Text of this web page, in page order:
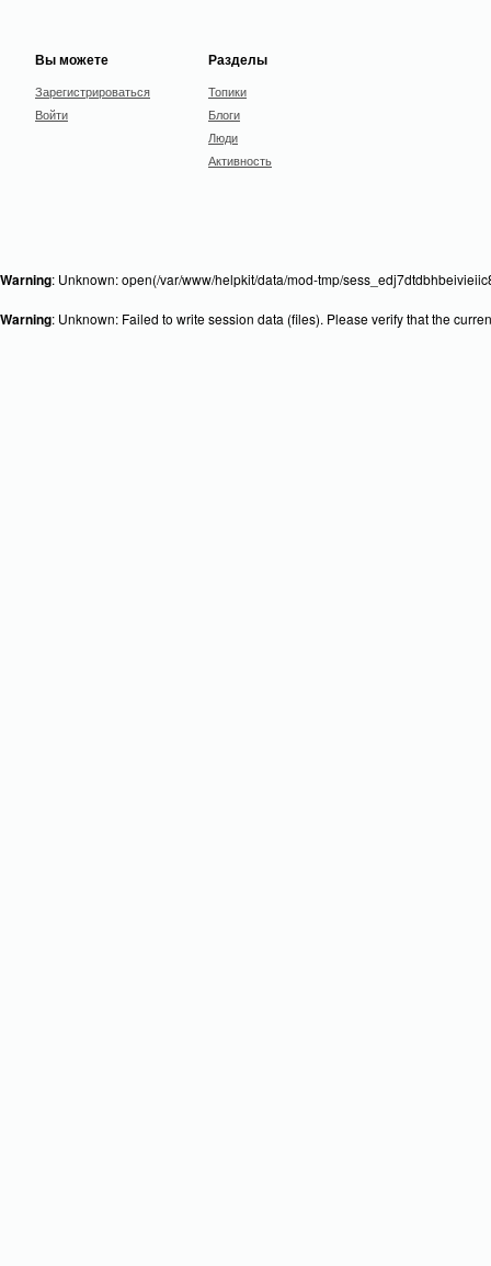
Вы можете
Зарегистрироваться
Войти
Разделы
Топики
Блоги
Люди
Активность
Warning: Unknown: open(/var/www/helpkit/data/mod-tmp/
Warning: Unknown: Failed to write session data (files). Please verify that the